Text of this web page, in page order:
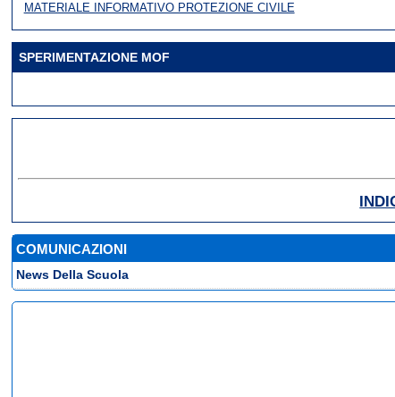
MATERIALE INFORMATIVO PROTEZIONE CIVILE
SPERIMENTAZIONE MOF
COMUNICAZIONI
News Della Scuola